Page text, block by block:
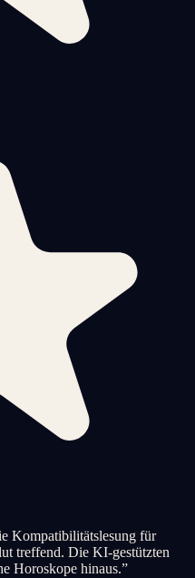
Kompatibilitätslesung für
treffend. Die KI-gestützten
Horoskope hinaus.”